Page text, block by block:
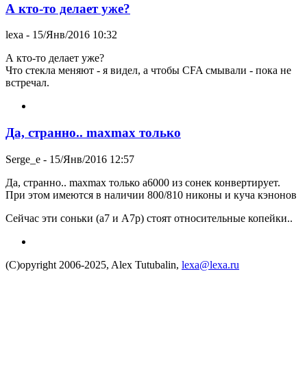
А кто-то делает уже?
lexa - 15/Янв/2016 10:32
А кто-то делает уже?
Что стекла меняют - я видел, а чтобы CFA смывали - пока не
встречал.
Да, странно.. maxmax только
Serge_e - 15/Янв/2016 12:57
Да, странно.. maxmax только а6000 из сонек конвертирует.
При этом имеются в наличии 800/810 никоны и куча кэнонов
Сейчас эти соньки (а7 и А7р) стоят относительные копейки..
(C)opyright 2006-2025, Alex Tutubalin, lexa@lexa.ru